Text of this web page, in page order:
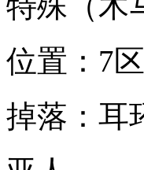
位置：7
掉落：耳